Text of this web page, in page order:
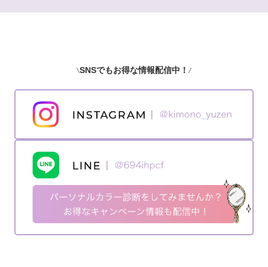
SNSでもお得な情報配信中！